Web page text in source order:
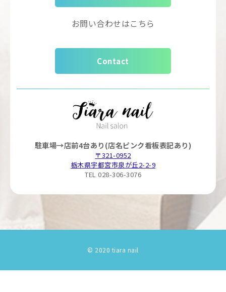
お問い合わせはこちら
Contact
駐車場→店前4台あり(店名ピンク看板表記あり)
〒321-0952
栃木県宇都宮市泉が丘2-2-9
TEL 028-306-3076
© 2020 tiara nail